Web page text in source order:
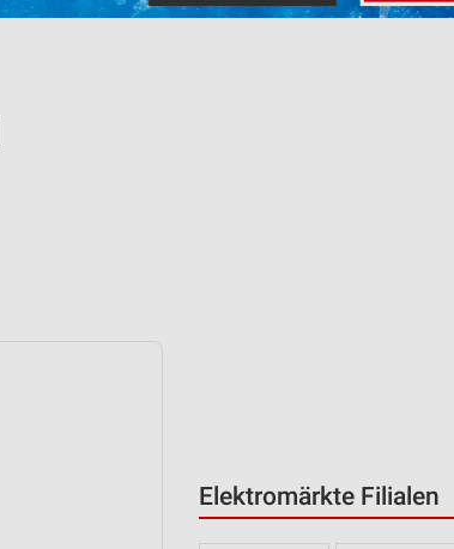
Elektromärkte Filialen